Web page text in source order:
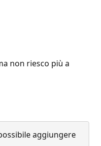
non riesco più a
aggiungere